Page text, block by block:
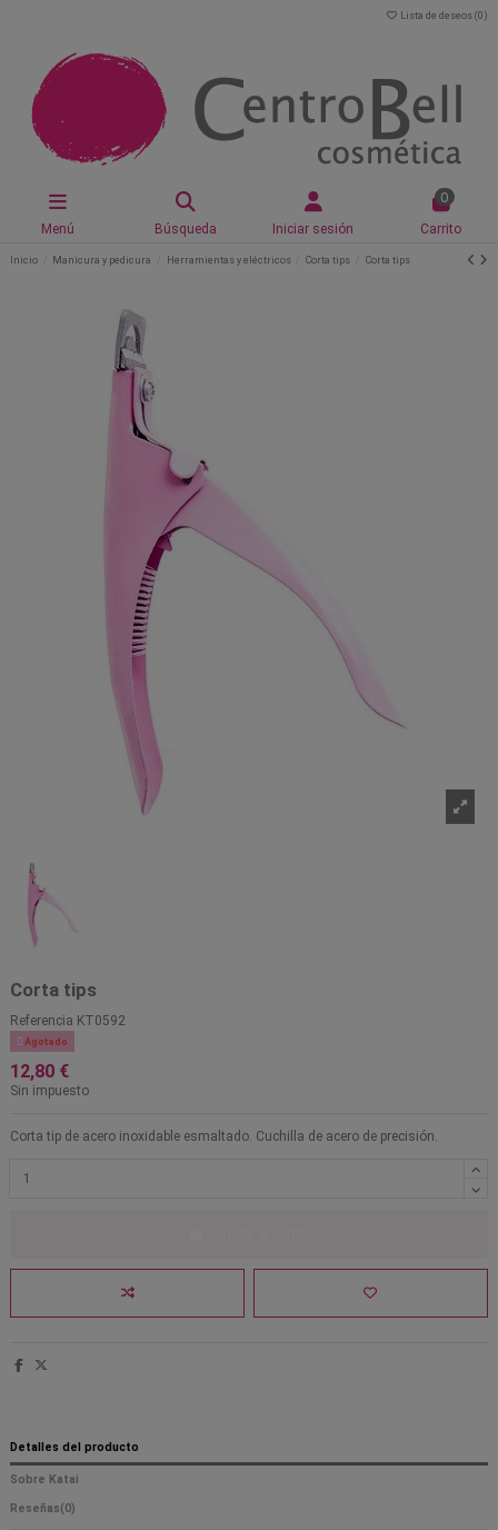
Lista de deseos (0 )
Menú Búsqueda Iniciar sesión
0
Carrito
Inicio Manicura y pedicura Herramientas y eléctricos Corta tips Corta tips
Corta tips
Referencia KT0592
 Agotado
12,80 €
Sin impuesto
Corta tip de acero inoxidable esmaltado. Cuchilla de acero de precisión.
Detalles del producto
Sobre Katai
Reseñas(0)